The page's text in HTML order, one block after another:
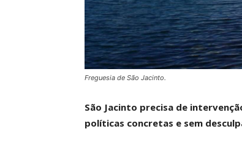
Freguesia de São Jacinto.
São Jacinto precisa de
políticas concretas e sem